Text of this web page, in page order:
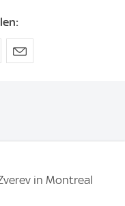
in Montreal